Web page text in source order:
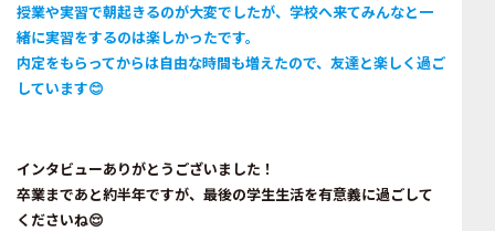
授業や実習で朝起きるのが大変でしたが、学校へ来てみんなと一
緒に実習をするのは楽しかったです。
内定をもらってからは自由な時間も増えたので、友達と楽しく過ご
しています😊
インタビューありがとうございました！
卒業まであと約半年ですが、最後の学生生活を有意義に過ごして
くださいね😌